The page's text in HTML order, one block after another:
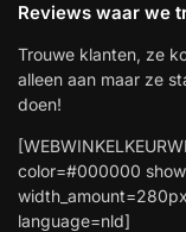
Reviews waar we
Trouwe klanten, ze
alleen aan maar ze
doen!
color=#000000
language=nld]